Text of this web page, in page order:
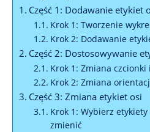
Część 1: Dodawanie etykiet
Krok 1: Tworzenie
Krok 2: Dodawanie
Część 2: Dostosowywanie
Krok 1: Zmiana
Krok 2: Zmiana
Część 3: Zmiana etykiet osi
Krok 1: Wybierz
zmienić